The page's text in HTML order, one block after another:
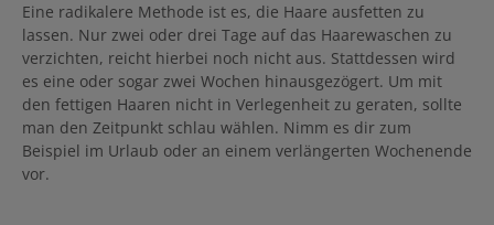
Eine radikalere Methode ist es, die Haare ausfetten zu
lassen. Nur zwei oder drei Tage auf das Haarewaschen zu
verzichten, reicht hierbei noch nicht aus. Stattdessen wird
es eine oder sogar zwei Wochen hinausgezögert. Um mit
den fettigen Haaren nicht in Verlegenheit zu geraten, sollte
man den Zeitpunkt schlau wählen. Nimm es dir zum
Beispiel im Urlaub oder an einem verlängerten Wochenende
vor.